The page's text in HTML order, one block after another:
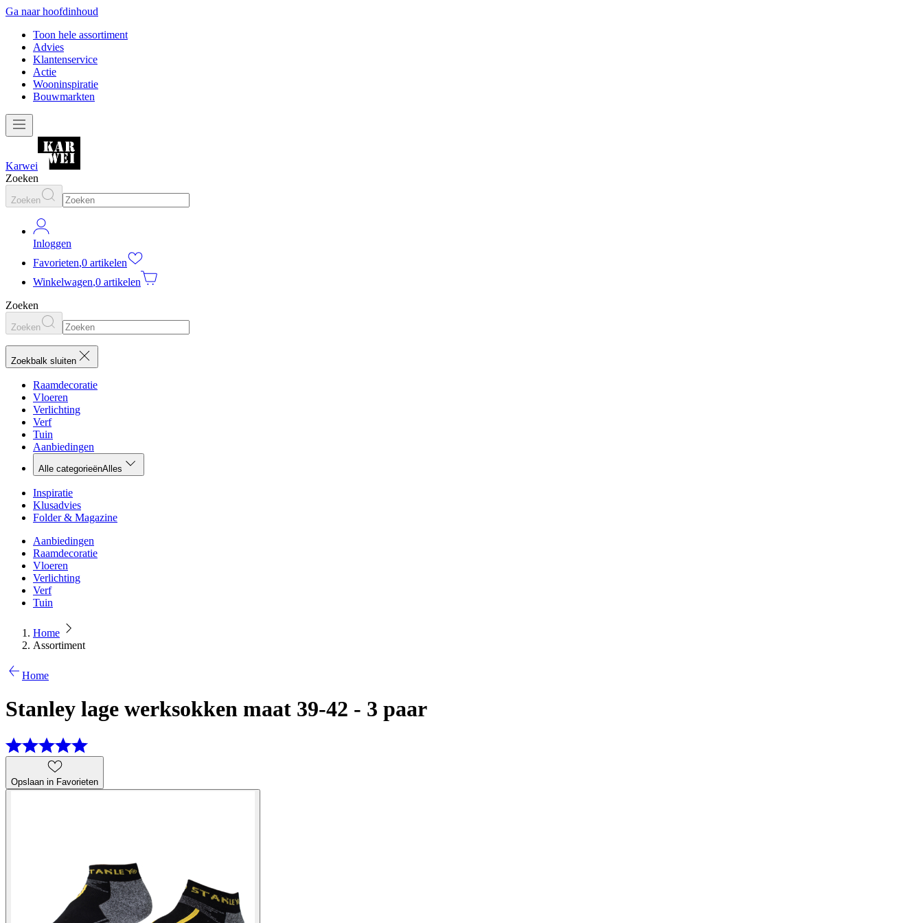
Ga naar hoofdinhoud
Toon hele assortiment
Advies
Klantenservice
Actie
Wooninspiratie
Bouwmarkten
Karwei
Zoeken
Zoeken
Inloggen
Favorieten,0 artikelen
Winkelwagen,0 artikelen
Zoeken
Zoeken
Zoekbalk sluiten
Raamdecoratie
Vloeren
Verlichting
Verf
Tuin
Aanbiedingen
Alle categorieënAlles
Inspiratie
Klusadvies
Folder & Magazine
Aanbiedingen
Raamdecoratie
Vloeren
Verlichting
Verf
Tuin
Home
Assortiment
Home
Stanley lage werksokken maat 39-42 - 3 paar
Opslaan in Favorieten